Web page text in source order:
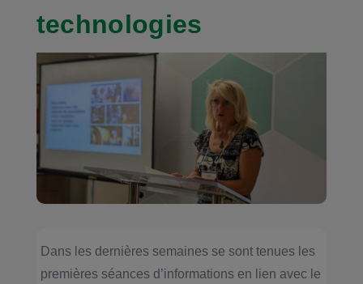
technologies
Dans les dernières semaines se sont tenues les
premières séances d’informations en lien avec le